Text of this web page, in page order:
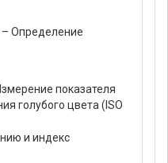
– Определение
показателя
голубого цвета (ISO
и индекс